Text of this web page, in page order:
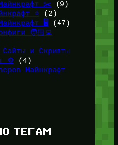
✂️ (9)
⭐(2)
🖥️ (47)
🧑🏻‍💻
и Скрипты
⚙️ (4)
Майнкрафт
ТЕГАМ